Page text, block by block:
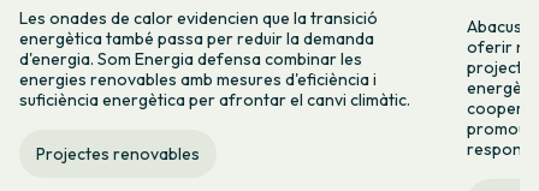
Les onades de calor evidencien que la transició
energètica també passa per reduir la demanda
d'energia. Som Energia defensa combinar les
energies renovables amb mesures d'eficiència i
suficiència energètica per afrontar el canvi climàtic.
Projectes renovables
Abacus i
oferir